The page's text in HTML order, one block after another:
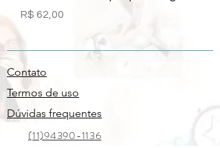
Preço
R$ 62,00
Contato
Termos de uso
Dúvidas frequentes
(11)94390-1136